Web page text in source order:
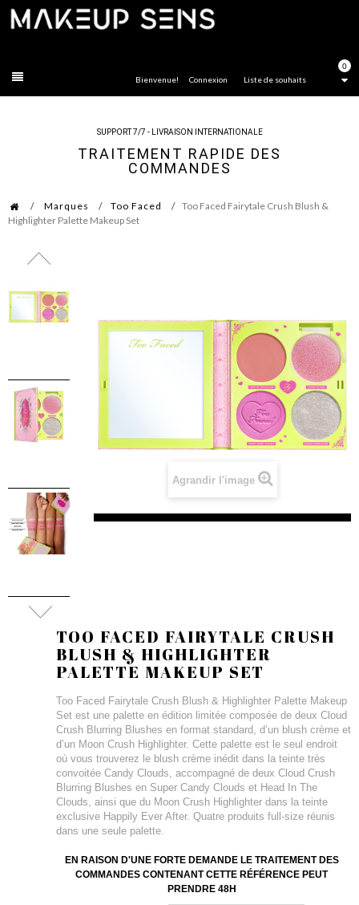
0
Liste de souhaits
Bienvenue! Connexion
SUPPORT 7/7 - LIVRAISON INTERNATIONALE
TRAITEMENT RAPIDE DES
COMMANDES
Marques Too Faced
Too Faced Fairytale Crush Blush &
Highlighter Palette Makeup Set
Agrandir l'image
TOO FACED FAIRYTALE CRUSH
BLUSH & HIGHLIGHTER
PALETTE MAKEUP SET
Too Faced Fairytale Crush Blush & Highlighter Palette Makeup
Set est une palette en édition limitée composée de deux Cloud
Crush Blurring Blushes en format standard, d’un blush crème et
d’un Moon Crush Highlighter. Cette palette est le seul endroit
où vous trouverez le blush crème inédit dans la teinte très
convoitée Candy Clouds, accompagné de deux Cloud Crush
Blurring Blushes en Super Candy Clouds et Head In The
Clouds, ainsi que du Moon Crush Highlighter dans la teinte
exclusive Happily Ever After. Quatre produits full-size réunis
dans une seule palette.
EN RAISON D'UNE FORTE DEMANDE LE TRAITEMENT DES
COMMANDES CONTENANT CETTE RÉFÉRENCE PEUT
PRENDRE 48H